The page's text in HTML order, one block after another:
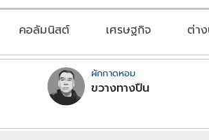
คอลัมนิสต์ เศรษฐกิจ ต่าง
ผักกาดหอม
ขวางทางปืน